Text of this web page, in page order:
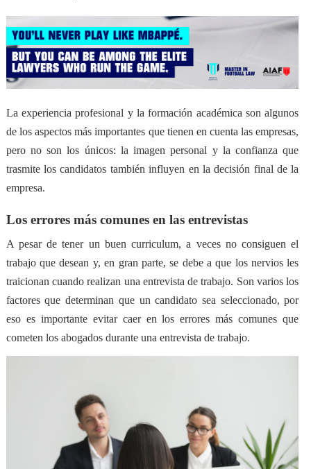
La experiencia profesional y la formación académica son algunos
de los aspectos más importantes que tienen en cuenta las empresas,
pero no son los únicos: la imagen personal y la confianza que
trasmite los candidatos también influyen en la decisión final de la
empresa.
Los errores más comunes en las entrevistas
A pesar de tener un buen curriculum, a veces no consiguen el
trabajo que desean y, en gran parte, se debe a que los nervios les
traicionan cuando realizan una entrevista de trabajo. Son varios los
factores que determinan que un candidato sea seleccionado, por
eso es importante evitar caer en los errores más comunes que
cometen los abogados durante una entrevista de trabajo.